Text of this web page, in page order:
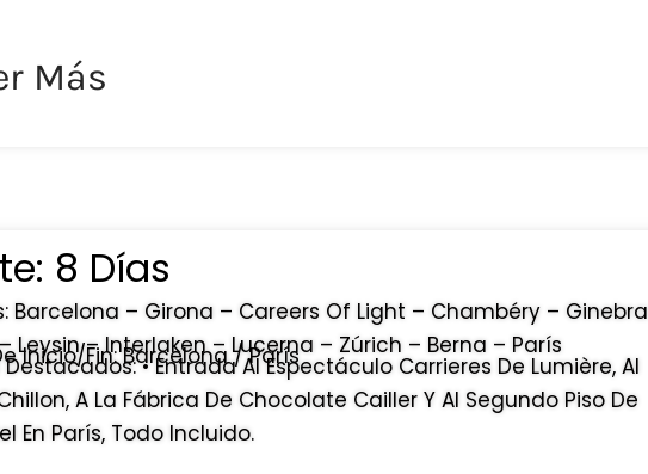
Más
8 Días
Barcelona – Girona – Careers Of Light – Chambéry – Ginebra
Leysin – Interlaken – Lucerna – Zúrich – Berna – París
Inicio/fin: Barcelona / París
• Entrada Al Espectáculo Carrieres De Lumière, Al
A La Fábrica De Chocolate Cailler Y Al Segundo Piso De
En París, Todo Incluido.